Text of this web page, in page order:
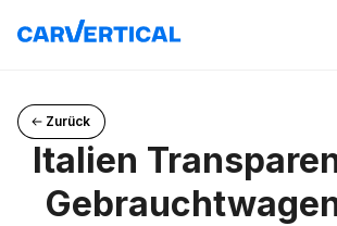
Zurück
Italien